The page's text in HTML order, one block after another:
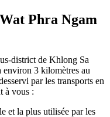
Phra Ngam
district de Khlong Sa
environ 3 kilomètres au
par les transports en
à vous :
et la plus utilisée par les